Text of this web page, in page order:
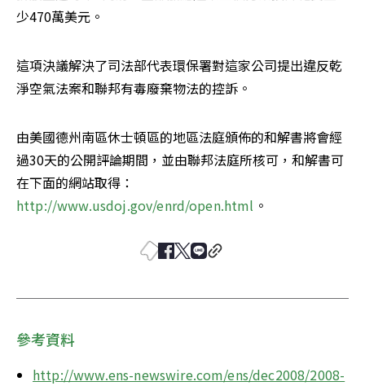
少470萬美元。
這項決議解決了司法部代表環保署對這家公司提出違反乾
淨空氣法案和聯邦有毒廢棄物法的控訴。
由美國德州南區休士頓區的地區法庭頒佈的和解書將會經
過30天的公開評論期間，並由聯邦法庭所核可，和解書可
http://www.usdoj.gov/enrd/open.html 。
參考資料
http://www.ens-newswire.com/ens/dec2008/2008-